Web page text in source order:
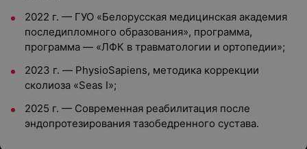
2022 г. — ГУО «Белорусская медицинская академия
последипломного образования», программа,
программа — «ЛФК в травматологии и ортопедии»;
2023 г. — PhysioSapiens, методика коррекции
сколиоза «Seas I»;
2025 г. — Современная реабилитация после
эндопротезирования тазобедренного сустава.